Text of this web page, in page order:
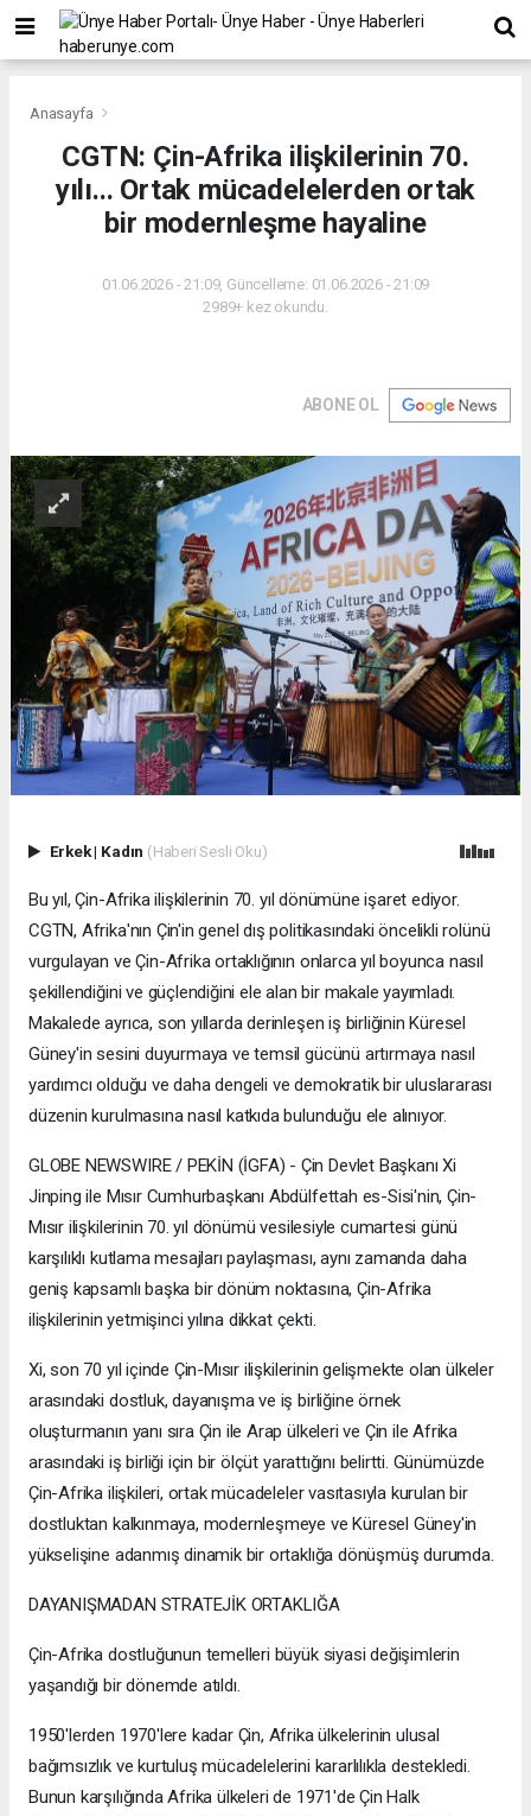
Anasayfa
CGTN: Çin-Afrika ilişkilerinin 70.
yılı... Ortak mücadelelerden ortak
bir modernleşme hayaline
01.06.2026 - 21:09, Güncelleme: 01.06.2026 - 21:09
2989+ kez okundu.
ABONE OL
Erkek| Kadın (Haberi Sesli Oku)
Bu yıl, Çin-Afrika ilişkilerinin 70. yıl dönümüne işaret ediyor.
CGTN, Afrika'nın Çin'in genel dış politikasındaki öncelikli rolünü
vurgulayan ve Çin-Afrika ortaklığının onlarca yıl boyunca nasıl
şekillendiğini ve güçlendiğini ele alan bir makale yayımladı.
Makalede ayrıca, son yıllarda derinleşen iş birliğinin Küresel
Güney'in sesini duyurmaya ve temsil gücünü artırmaya nasıl
yardımcı olduğu ve daha dengeli ve demokratik bir uluslararası
düzenin kurulmasına nasıl katkıda bulunduğu ele alınıyor.
GLOBE NEWSWIRE / PEKİN (İGFA) - Çin Devlet Başkanı Xi
Jinping ile Mısır Cumhurbaşkanı Abdülfettah es-Sisi'nin, Çin-
Mısır ilişkilerinin 70. yıl dönümü vesilesiyle cumartesi günü
karşılıklı kutlama mesajları paylaşması, aynı zamanda daha
geniş kapsamlı başka bir dönüm noktasına, Çin-Afrika
ilişkilerinin yetmişinci yılına dikkat çekti.
Xi, son 70 yıl içinde Çin-Mısır ilişkilerinin gelişmekte olan ülkeler
arasındaki dostluk, dayanışma ve iş birliğine örnek
oluşturmanın yanı sıra Çin ile Arap ülkeleri ve Çin ile Afrika
arasındaki iş birliği için bir ölçüt yarattığını belirtti. Günümüzde
Çin-Afrika ilişkileri, ortak mücadeleler vasıtasıyla kurulan bir
dostluktan kalkınmaya, modernleşmeye ve Küresel Güney'in
yükselişine adanmış dinamik bir ortaklığa dönüşmüş durumda.
DAYANIŞMADAN STRATEJİK ORTAKLIĞA
Çin-Afrika dostluğunun temelleri büyük siyasi değişimlerin
yaşandığı bir dönemde atıldı.
1950'lerden 1970'lere kadar Çin, Afrika ülkelerinin ulusal
bağımsızlık ve kurtuluş mücadelelerini kararlılıkla destekledi.
Bunun karşılığında Afrika ülkeleri de 1971'de Çin Halk